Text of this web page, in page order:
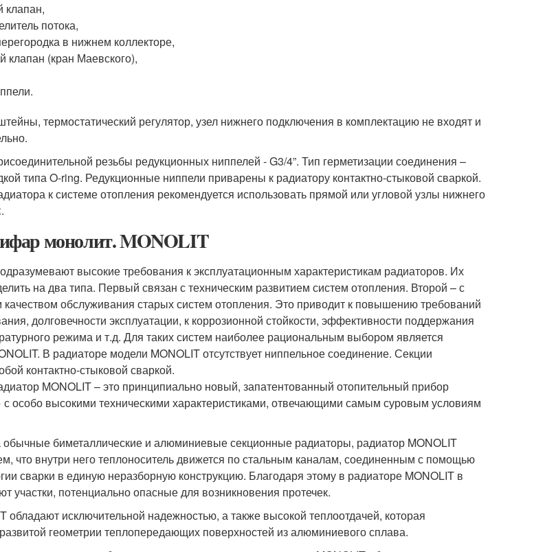
клапан,
потока,
в нижнем коллекторе,
клапан (кран Маевского),
термостатический регулятор, узел нижнего подключения в комплектацию не входят и
резьбы редукционных ниппелей - G3/4”. Тип герметизации соединения –
типа O-ring. Редукционные ниппели приварены к радиатору контактно-стыковой сваркой.
к системе отопления рекомендуется использовать прямой или угловой узлы нижнего
монолит. MONOLIT
высокие требования к эксплуатационным характеристикам радиаторов. Их
на два типа. Первый связан с техническим развитием систем отопления. Второй – с
обслуживания старых систем отопления. Это приводит к повышению требований
долговечности эксплуатации, к коррозионной стойкости, эффективности поддержания
режима и т.д. Для таких систем наиболее рациональным выбором является
В радиаторе модели MONOLIT отсутствует ниппельное соединение. Секции
контактно-стыковой сваркой.
MONOLIT – это принципиально новый, запатентованный отопительный прибор
особо высокими техническими характеристиками, отвечающими самым суровым условиям
биметаллические и алюминиевые секционные радиаторы, радиатор MONOLIT
что внутри него теплоноситель движется по стальным каналам, соединенным с помощью
сварки в единую неразборную конструкцию. Благодаря этому в радиаторе MONOLIT в
участки, потенциально опасные для возникновения протечек.
обладают исключительной надежностью, а также высокой теплоотдачей, которая
развитой геометрии теплопередающих поверхностей из алюминиевого сплава.